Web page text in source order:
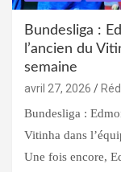
Bundesliga :
l’ancien du
semaine
avril 27, 2026
Bundesliga :
Vitinha dans
Une fois encore,